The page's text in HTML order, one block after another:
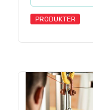
PRODUKTER